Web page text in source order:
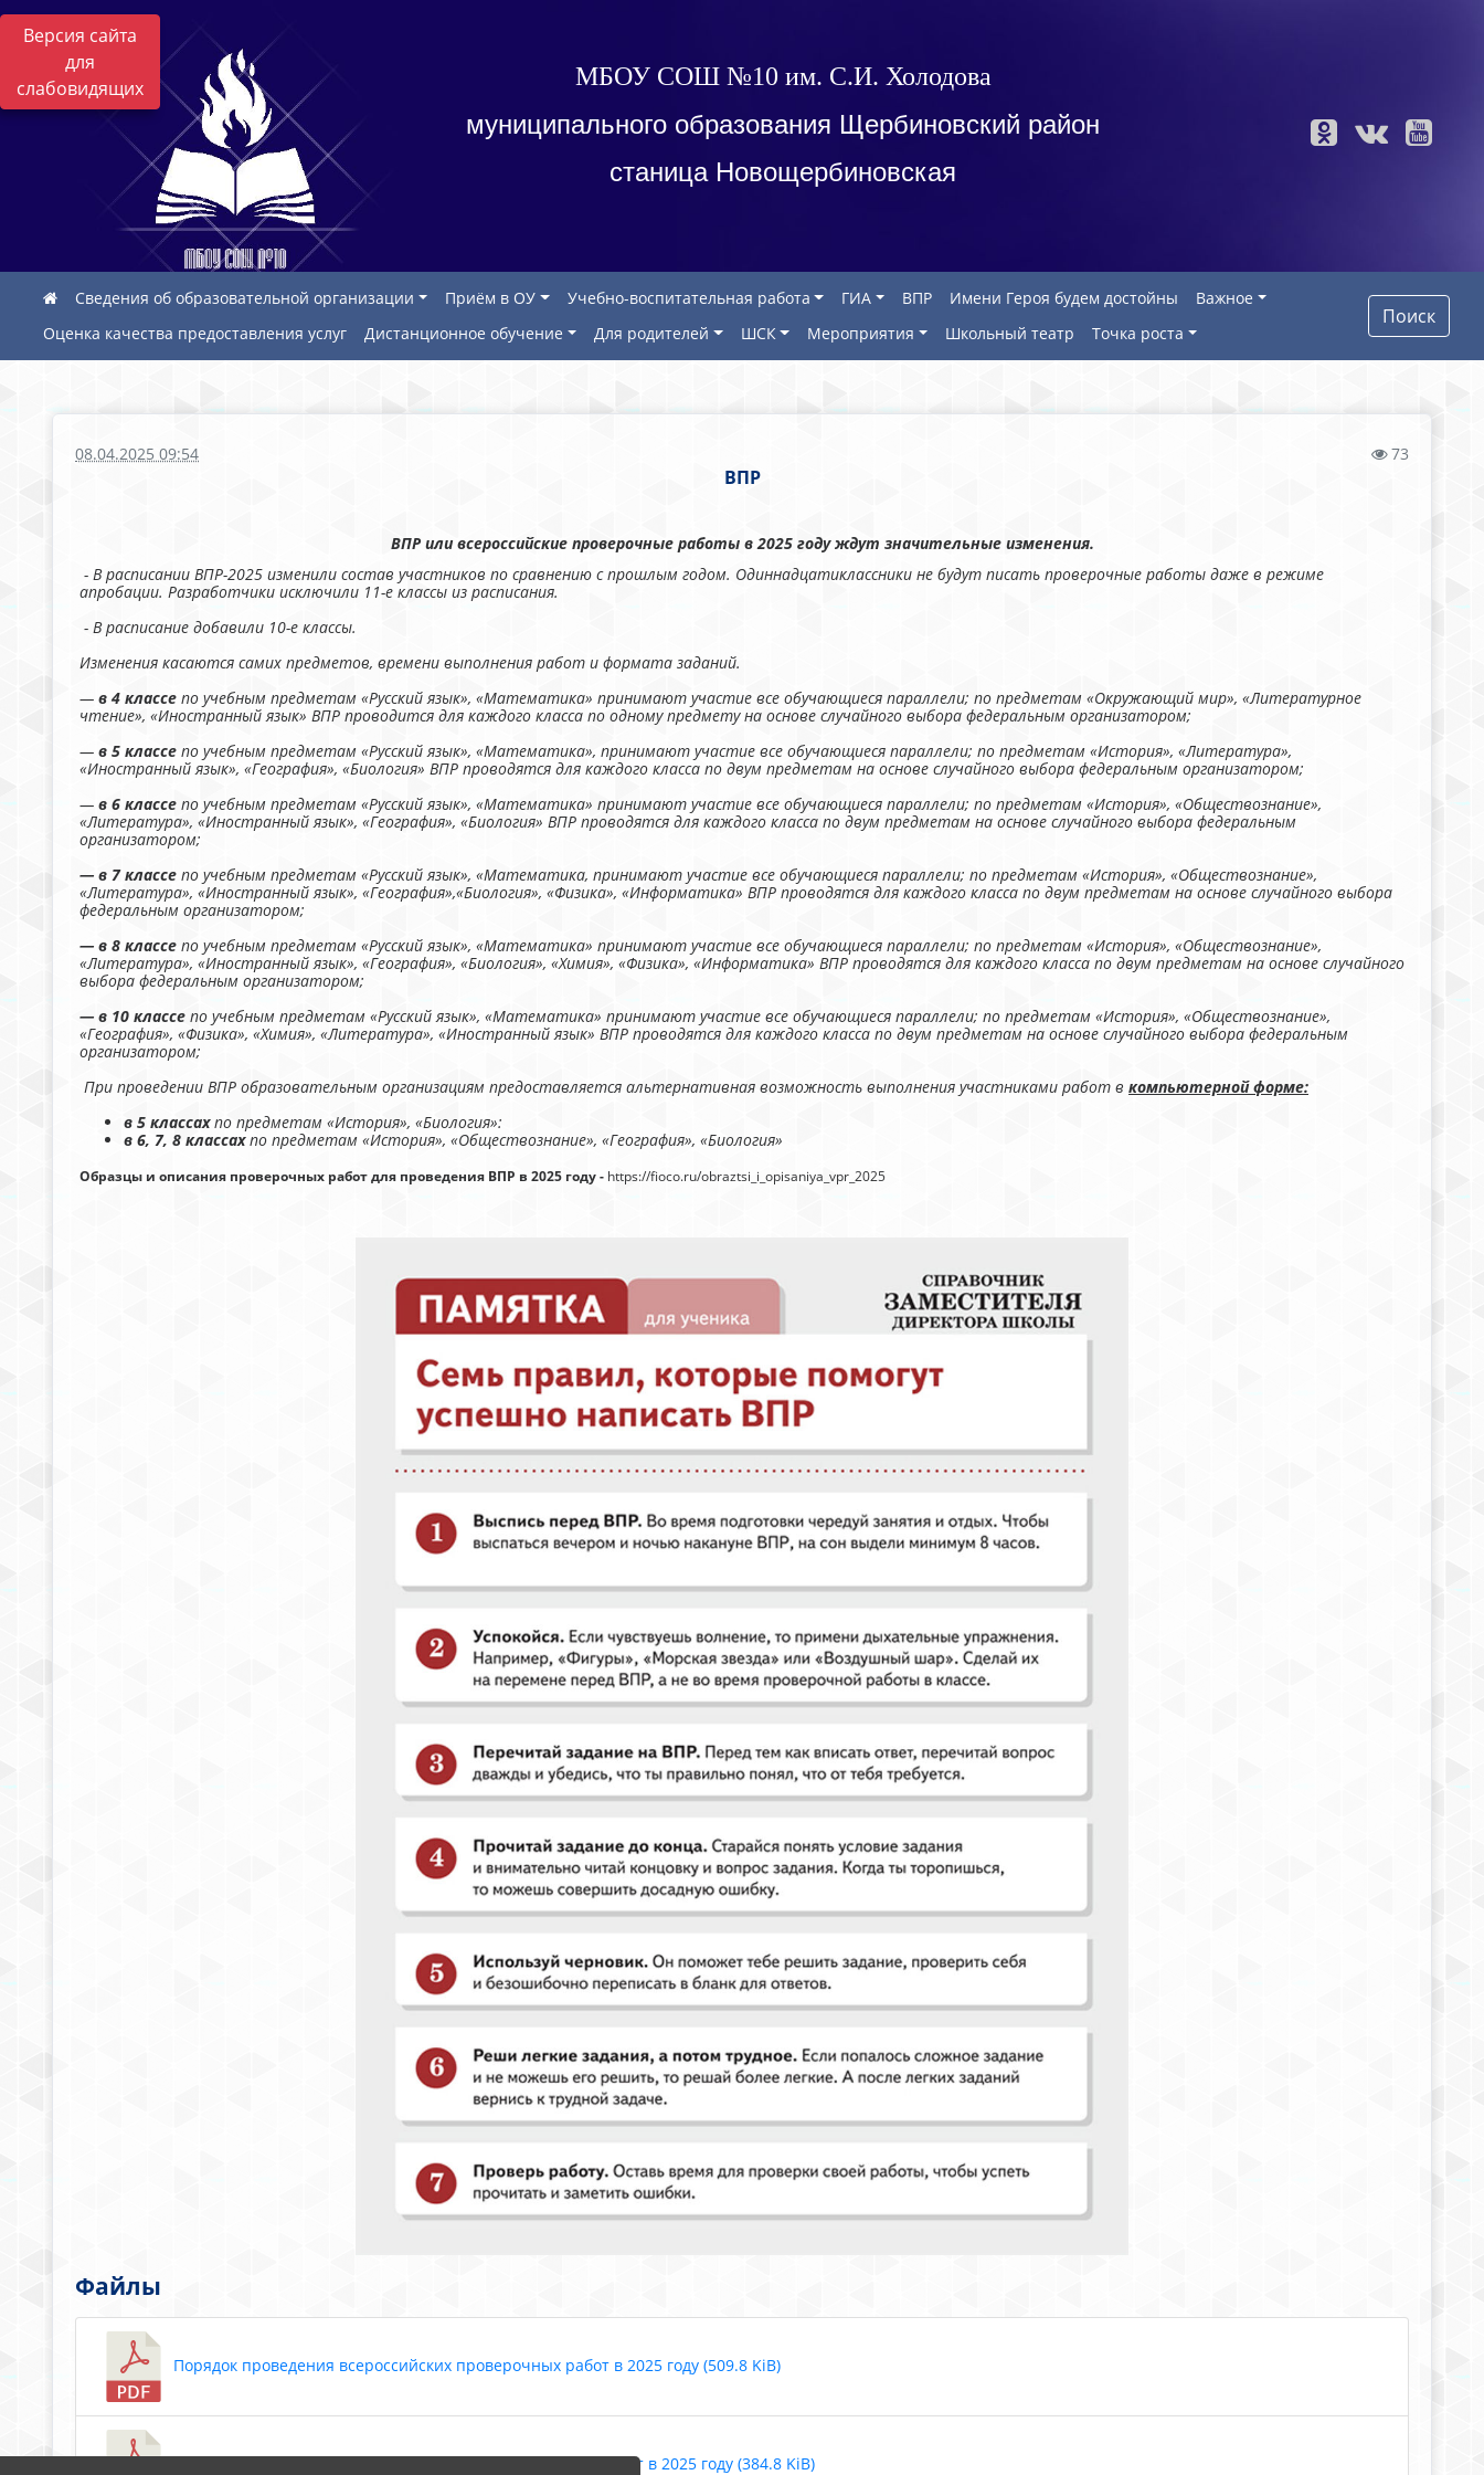
Версия сайта
для
слабовидящих
МБОУ СОШ №10 им. С.И. Холодова
муниципального образования Щербиновский район
станица Новощербиновская
Сведения об образовательной организации Приём в ОУ Учебно-воспитательная работа ГИА ВПР Имени Героя будем достойны
Важное
Оценка качества предоставления услуг
Дистанционное обучение Для родителей ШСК Мероприятия Школьный театр Точка роста
Поиск
08.04.2025 09:54 73
ВПР
ВПР или всероссийские проверочные работы в 2025 году ждут значительные изменения.
- В расписании ВПР-2025 изменили состав участников по сравнению с прошлым годом. Одиннадцатиклассники не будут писать проверочные работы даже в режиме
апробации. Разработчики исключили 11-е классы из расписания.
- В расписание добавили 10-е классы.
Изменения касаются самих предметов, времени выполнения работ и формата заданий.
— в 4 классе по учебным предметам «Русский язык», «Математика» принимают участие все обучающиеся параллели; по предметам «Окружающий мир», «Литературное
чтение», «Иностранный язык» ВПР проводится для каждого класса по одному предмету на основе случайного выбора федеральным организатором;
— в 5 классе по учебным предметам «Русский язык», «Математика», принимают участие все обучающиеся параллели; по предметам «История», «Литература»,
«Иностранный язык», «География», «Биология» ВПР проводятся для каждого класса по двум предметам на основе случайного выбора федеральным организатором;
— в 6 классе по учебным предметам «Русский язык», «Математика» принимают участие все обучающиеся параллели; по предметам «История», «Обществознание»,
«Литература», «Иностранный язык», «География», «Биология» ВПР проводятся для каждого класса по двум предметам на основе случайного выбора федеральным
организатором;
— в 7 классе по учебным предметам «Русский язык», «Математика, принимают участие все обучающиеся параллели; по предметам «История», «Обществознание»,
«Литература», «Иностранный язык», «География»,«Биология», «Физика», «Информатика» ВПР проводятся для каждого класса по двум предметам на основе случайного выбора
федеральным организатором;
— в 8 классе по учебным предметам «Русский язык», «Математика» принимают участие все обучающиеся параллели; по предметам «История», «Обществознание»,
«Литература», «Иностранный язык», «География», «Биология», «Химия», «Физика», «Информатика» ВПР проводятся для каждого класса по двум предметам на основе случайного
выбора федеральным организатором;
— в 10 классе по учебным предметам «Русский язык», «Математика» принимают участие все обучающиеся параллели; по предметам «История», «Обществознание»,
«География», «Физика», «Химия», «Литература», «Иностранный язык» ВПР проводятся для каждого класса по двум предметам на основе случайного выбора федеральным
организатором;
При проведении ВПР образовательным организациям предоставляется альтернативная возможность выполнения участниками работ в компьютерной форме:
в 5 классахпо предметам «История», «Биология»:
в 6, 7, 8 классахпо предметам «История», «Обществознание», «География», «Биология»
Образцы и описания проверочных работ для проведения ВПР в 2025 году - https://fioco.ru/obraztsi_i_opisaniya_vpr_2025
Файлы
Порядок проведения всероссийских проверочных работ в 2025 году (509.8 KiB)
План-график проведения всероссийских проверочных работ в 2025 году (384.8 KiB)